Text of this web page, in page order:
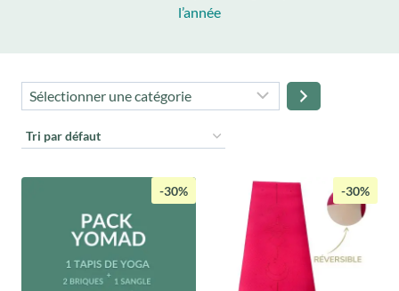
l’année
Sélectionner
une
catégorie
-30% -30%